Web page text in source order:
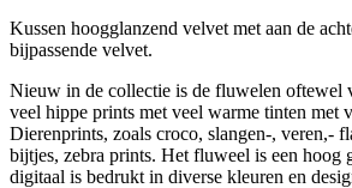
Kussen hoogglanzend velvet met aan de
bijpassende velvet.
Nieuw in de collectie is de fluwelen oftewel
veel hippe prints met veel warme tinten met
Dierenprints, zoals croco, slangen-, veren,-
bijtjes, zebra prints. Het fluweel is een hoog
digitaal is bedrukt in diverse kleuren en